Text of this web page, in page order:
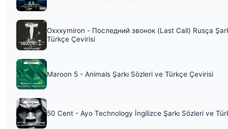
Oxxxymiron - Последний звонок (Last Call) Rusça
Türkçe Çevirisi
Maroon 5 - Animals Şarkı Sözleri ve Türkçe Çevirisi
50 Cent - Ayo Technology İngilizce Şarkı Sözleri ve